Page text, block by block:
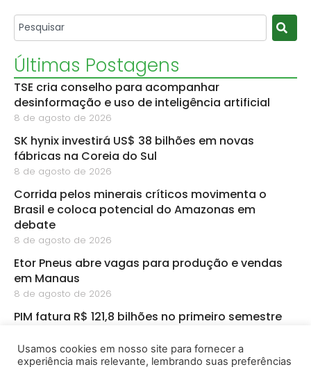
Últimas Postagens
TSE cria conselho para acompanhar
desinformação e uso de inteligência artificial
8 de agosto de 2026
SK hynix investirá US$ 38 bilhões em novas
fábricas na Coreia do Sul
8 de agosto de 2026
Corrida pelos minerais críticos movimenta o
Brasil e coloca potencial do Amazonas em
debate
8 de agosto de 2026
Etor Pneus abre vagas para produção e vendas
em Manaus
8 de agosto de 2026
PIM fatura R$ 121,8 bilhões no primeiro semestre
CBA abre inscrições para startups de
Usamos cookies em nosso site para fornecer a
experiência mais relevante, lembrando suas preferências